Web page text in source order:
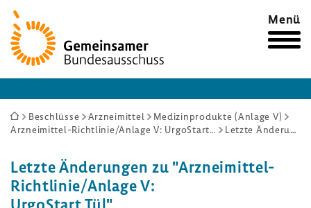
Zur
Startseite
Menü
Sie
sind
Beschlüsse Arzneimittel
Medizinprodukte (Anlage V)
Arzneimittel-Richtlinie/Anlage V: UrgoStart Tül
Letzte Änderungen
Letzte Ände­rungen zu "Arzneimittel-​
Richtlinie/Anlage V:
UrgoStart Tül"